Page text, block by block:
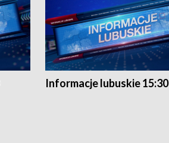
Informacje lubuskie 15:30